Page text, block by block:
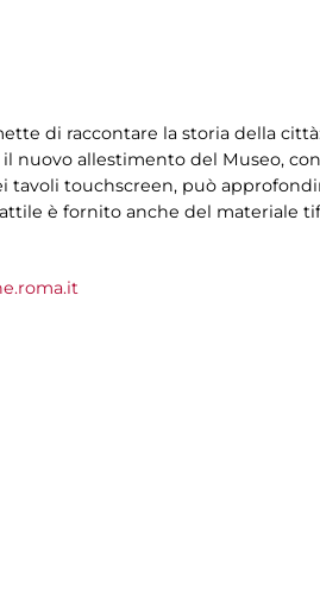
di raccontare la storia della
nuovo allestimento del Museo,
tavoli touchscreen, può
è fornito anche del materiale